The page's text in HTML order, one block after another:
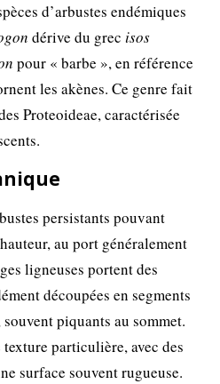
d’arbustes endémiques
dérive du grecisos
pour « barbe », en référence
les akènes. Ce genre fait
Proteoideae, caractérisée
persistants pouvant
au port généralement
ligneuses portent des
découpées en segments
piquants au sommet.
particulière, avec des
surface souvent rugueuse.